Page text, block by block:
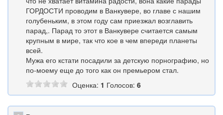
ГОРДОСТИ проводим в Ванкувере, во главе с нашим
голубеньким, в этом году сам приезжал возглавить
парад,. Парад то этот в Ванкувере считается самым
крупным в мире, так что кое в чем впереди планеты
всей.
Мужа его кстати посадили за детскую порнографию, но
по-моему еще до того как он премьером стал.
Оценка: 1 Голосов: 6